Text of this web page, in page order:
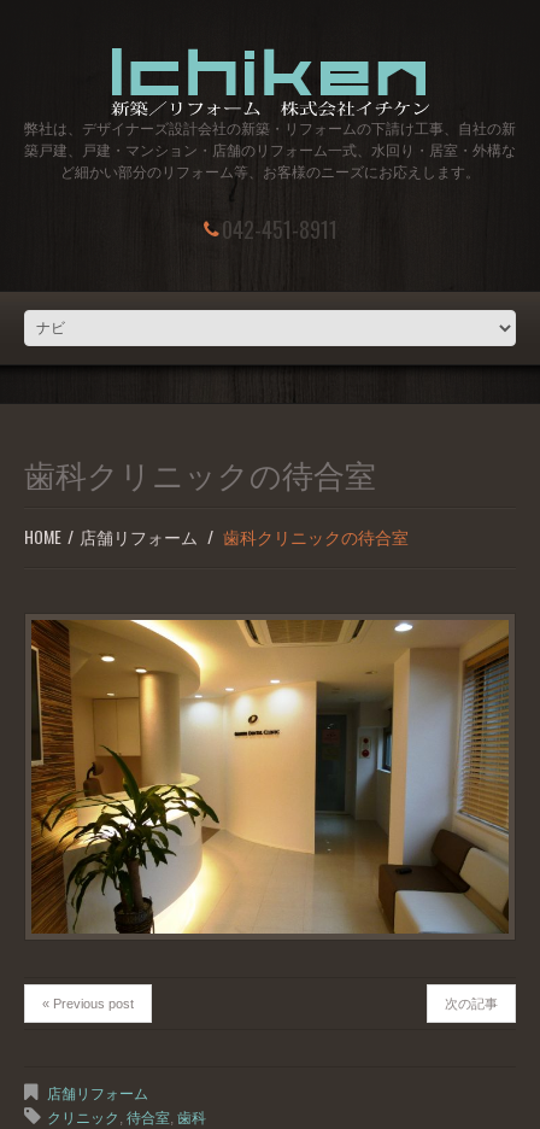
弊社は、デザイナーズ設計会社の新築・リフォームの下請け工事、自社の新
築戸建、戸建・マンション・店舗のリフォーム一式、水回り・居室・外構な
ど細かい部分のリフォーム等、お客様のニーズにお応えします。
042-451-8911
歯科クリニックの待合室
HOME 店舗リフォーム 歯科クリニックの待合室
« Previous post 次の記事
店舗リフォーム
クリニック , 待合室, 歯科